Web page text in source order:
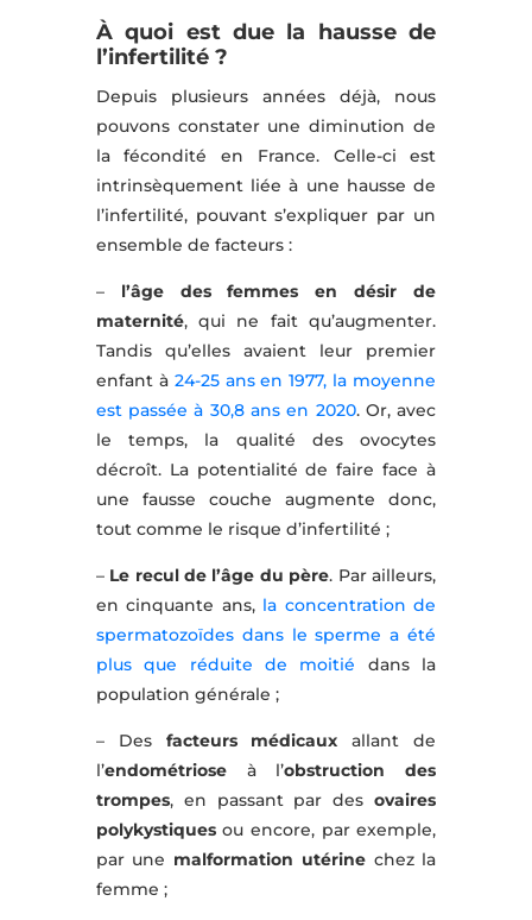
Àquoi est due la hausse de
l’infertilité ?
Depuis plusieurs années déjà, nous
pouvons constater une diminution de
la fécondité en France. Celle-ci est
intrinsèquement liée à une hausse de
l’infertilité, pouvant s’expliquer par un
ensemble de facteurs :
– l’âge des femmes en désir de
maternité, qui ne fait qu’augmenter.
Tandis qu’elles avaient leur premier
enfant à 24-25 ans en 1977, la moyenne
est passée à 30,8 ans en 2020. Or, avec
le temps, la qualité des ovocytes
décroît. La potentialité de faire face à
une fausse couche augmente donc,
tout comme le risque d’infertilité ;
– Le recul de l’âge du père. Par ailleurs,
en cinquante ans, la concentration de
spermatozoïdes dans le sperme a été
plus que réduite de moitié dans la
population générale ;
– Des facteurs médicaux allant de
l’endométrioseà l’obstruction des
trompes, en passant par desovaires
polykystiquesou encore, par exemple,
par une malformation utérinechez la
femme ;